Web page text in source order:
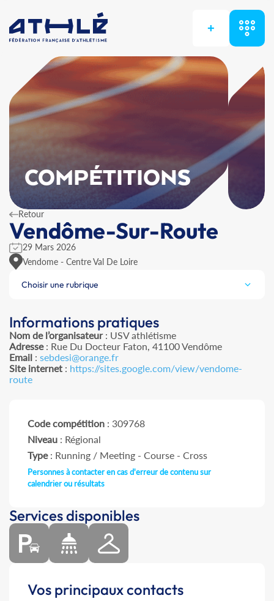
+
COMPÉTITIONS
Retour
Vendôme-Sur-Route
29 Mars 2026
Vendome - Centre Val De Loire
Choisir une rubrique
Informations pratiques
Nom de l’organisateur: USV athlétisme
Adresse: Rue Du Docteur Faton, 41100 Vendôme
Email : sebdesi@orange.fr
Site internet : https://sites.google.com/view/vendome-
route
Code compétition : 309768
Niveau : Régional
Type: Running / Meeting - Course - Cross
Personnes à contacter en cas d'erreur de contenu sur
calendrier ou résultats
Services disponibles
Vos principaux contacts